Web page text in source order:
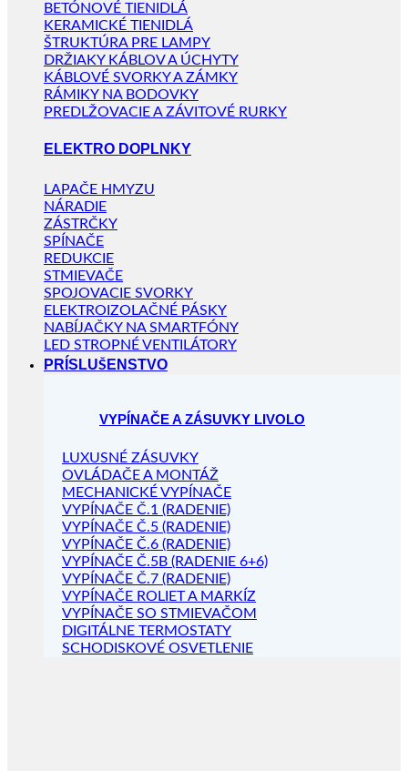
BETÓNOVÉ TIENIDLÁ
KERAMICKÉ TIENIDLÁ
ŠTRUKTÚRA PRE LAMPY
DRŽIAKY KÁBLOV A ÚCHYTY
KÁBLOVÉ SVORKY A ZÁMKY
RÁMIKY NA BODOVKY
PREDLŽOVACIE A ZÁVITOVÉ RURKY
ELEKTRO DOPLNKY
LAPAČE HMYZU
NÁRADIE
ZÁSTRČKY
SPÍNAČE
REDUKCIE
STMIEVAČE
SPOJOVACIE SVORKY
ELEKTROIZOLAČNÉ PÁSKY
NABÍJAČKY NA SMARTFÓNY
LED STROPNÉ VENTILÁTORY
PRÍSLUŠENSTVO
VYPÍNAČE A ZÁSUVKY LIVOLO
LUXUSNÉ ZÁSUVKY
OVLÁDAČE A MONTÁŽ
MECHANICKÉ VYPÍNAČE
VYPÍNAČE Č.1 (RADENIE)
VYPÍNAČE Č.5 (RADENIE)
VYPÍNAČE Č.6 (RADENIE)
VYPÍNAČE Č.5B (RADENIE 6+6)
VYPÍNAČE Č.7 (RADENIE)
VYPÍNAČE ROLIET A MARKÍZ
VYPÍNAČE SO STMIEVAČOM
DIGITÁLNE TERMOSTATY
SCHODISKOVÉ OSVETLENIE